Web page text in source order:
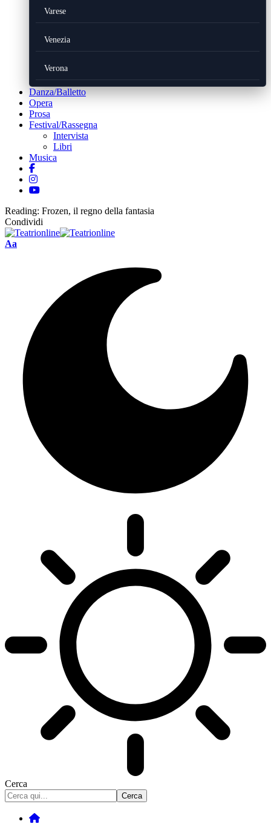
Varese
Venezia
Verona
Danza/Balletto
Opera
Prosa
Festival/Rassegna
Intervista
Libri
Musica
Reading: Frozen, il regno della fantasia
Condividi
Font
Aa
Cerca